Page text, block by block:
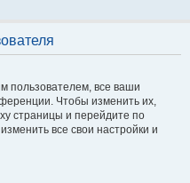
пользователем, все ваши
Чтобы изменить их,
страницы и перейдите по
все свои настройки и